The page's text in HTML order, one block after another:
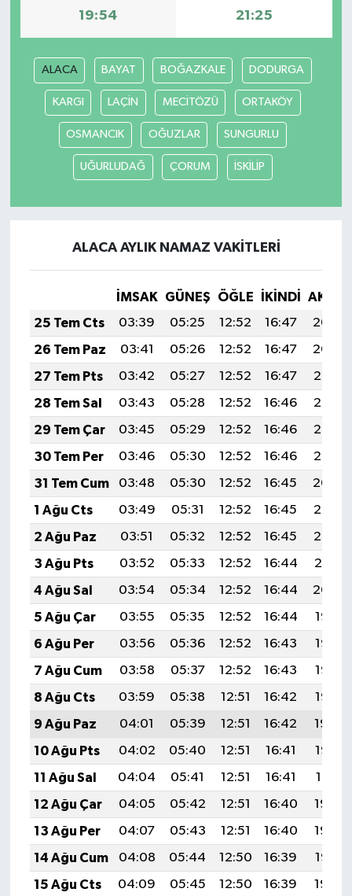
19:54 21:25
ALACA BAYAT BOĞAZKALE DODURGA
KARGI LAÇİN MECİTÖZÜ ORTAKÖY
OSMANCIK OĞUZLAR SUNGURLU
UĞURLUDAĞ ÇORUM İSKİLİP
ALACA AYLIK NAMAZ VAKITLERI
İMSAK GÜNEŞ ÖĞLE İKINDI
25 Tem Cts
03:39 05:25 12:52 16:47
20:09
26 Tem Paz
03:41 05:26 12:52 16:47
20:09
27 Tem Pts
03:42 05:27 12:52 16:47
20:08
28 Tem Sal
03:43 05:28 12:52 16:46
20:07
29 Tem Çar
03:45 05:29 12:52 16:46
20:06
30 Tem Per
03:46 05:30 12:52 16:46
20:05
31 Tem Cum
03:48 05:30 12:52 16:45
20:04
1 Ağu Cts
03:49 05:31 12:52 16:45
20:03
2 Ağu Paz
03:51 05:32 12:52 16:45
20:02
3 Ağu Pts
03:52 05:33 12:52 16:44
20:01
4 Ağu Sal
03:54 05:34 12:52 16:44
20:00
5 Ağu Çar
03:55 05:35 12:52 16:44
19:58
6 Ağu Per
03:56 05:36 12:52 16:43
19:57
7 Ağu Cum
03:58 05:37 12:52 16:43
19:56
8 Ağu Cts
03:59 05:38 12:51 16:42
19:55
9 Ağu Paz
04:01 05:39 12:51 16:42
19:54
10 Ağu Pts
04:02 05:40 12:51 16:41
19:52
11 Ağu Sal
04:04 05:41 12:51 16:41
19:51
12 Ağu Çar
04:05 05:42 12:51 16:40
19:50
13 Ağu Per
04:07 05:43 12:51 16:40
19:49
14 Ağu Cum
04:08 05:44 12:50 16:39
19:47
15 Ağu Cts
04:09 05:45 12:50 16:39
19:46